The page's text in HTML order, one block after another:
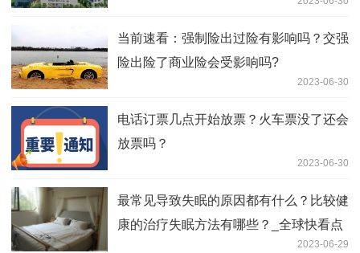
当前速看：强制险出过险有影响吗？交强
险出险了商业险会受影响吗?
2023-06-30
电话订票几点开始放票？火车票没了还会
放票吗？
2023-06-30
最常见导致失眠的原因都有什么？比较健
康的治疗失眠方法有哪些？_全球快看点
2023-06-29